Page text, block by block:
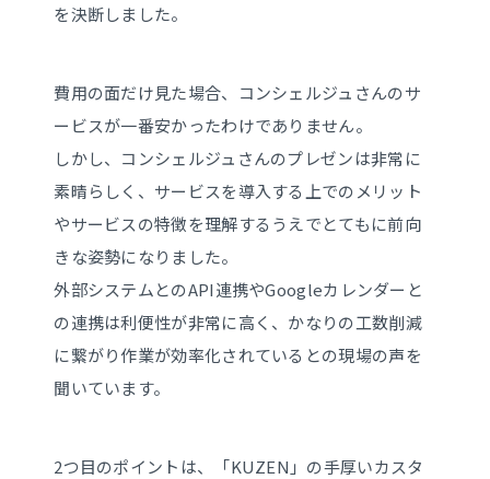
を決断しました。
費用の面だけ見た場合、コンシェルジュさんのサ
ービスが一番安かったわけでありません。
しかし、コンシェルジュさんのプレゼンは非常に
素晴らしく、サービスを導入する上でのメリット
やサービスの特徴を理解するうえでとてもに前向
きな姿勢になりました。
外部システムとのAPI連携やGoogleカレンダーと
の連携は利便性が非常に高く、かなりの工数削減
に繋がり作業が効率化されているとの現場の声を
聞いています。
2つ目のポイントは、「KUZEN」の手厚いカスタ